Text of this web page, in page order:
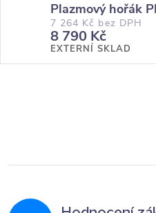
Plazmový hořák
7 264 Kč bez DPH
8 790 Kč
EXTERNÍ SKLAD